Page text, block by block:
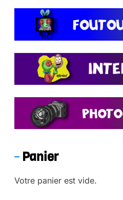
Panier
Votre panier est vide.